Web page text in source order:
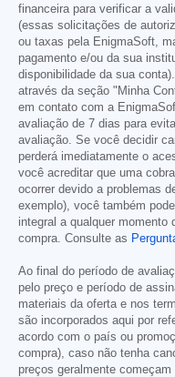
financeira para verificar a
(essas solicitações de
ou taxas pela EnigmaSoft,
pagamento e/ou da sua
disponibilidade da sua
através da seção "Minha
em contato com a
avaliação de 7 dias para
avaliação. Se você decidir
perderá imediatamente o
você acreditar que uma
ocorrer devido a problemas
exemplo), você também
integral a qualquer momento
compra. Consulte as
Ao final do período de
pelo preço e período de
materiais da oferta e nos
são incorporados aqui por
acordo com o país ou
compra), caso não tenha
preços geralmente começam